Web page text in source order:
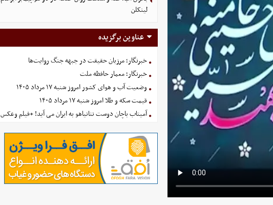
لینکلن
عناوین برگزیده
خبرنگار؛ مرزبان حقیقت در جبهه جنگ روایت‌ها
خبرنگار؛ معمار حافظه ملت
وضعیت آب و هوای کشور امروز شنبه ۱۷ مرداد ۱۴۰۵
قیمت سکه و طلا امروز شنبه ۱۷ مرداد ۱۴۰۵
آمیتاب باچان دوست نتانیاهو به ایران می آید! +فیلم وعکس